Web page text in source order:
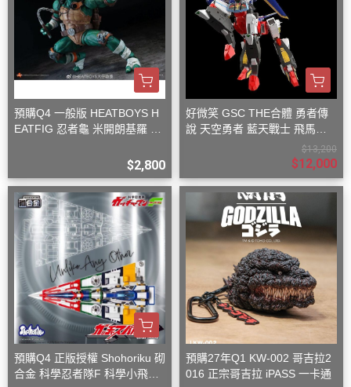
預購Q4 一般版 HEATBOYS H
EATFIG 忍者龜 米開朗基羅 1/
$2,800
好微笑 GSC THE合體 勇者傳
說 天空勇者 藍天戰士 飛馬戰
$13,200
$12,000
預購Q4 正版授權 Shohoriku 砌
合金 科學忍者隊F 科學小飛俠
預購27年Q1 KW-002 哥吉拉2
016 正宗哥吉拉 iPASS 一卡通